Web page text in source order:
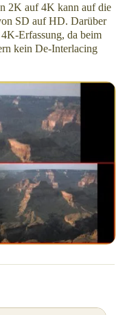
2K auf 4K kann auf die
SD auf HD. Darüber
Erfassung, da beim
kein De-Interlacing
die
in der Breite.
wie ich hier auf unserer
FINAL. Und tatsächlich
wann